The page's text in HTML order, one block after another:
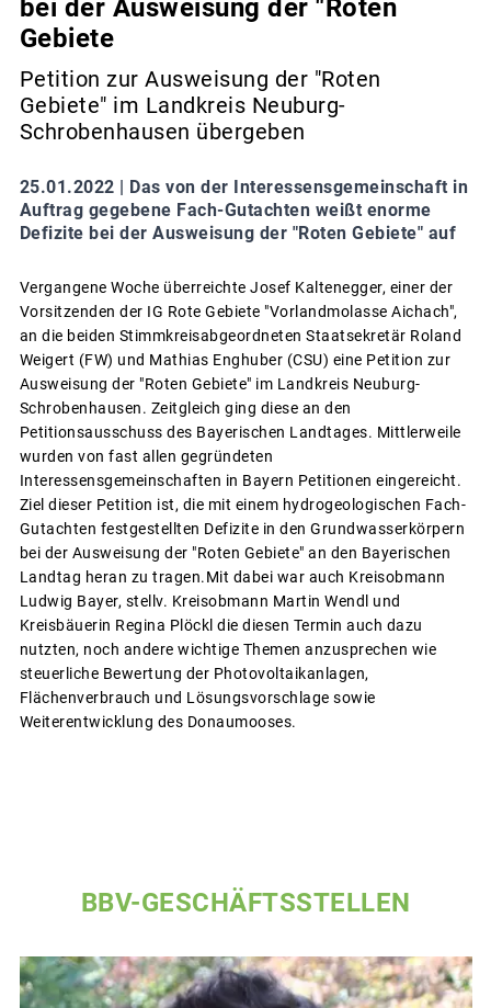
bei der Ausweisung der "Roten
Gebiete
Petition zur Ausweisung der "Roten
Gebiete" im Landkreis Neuburg-
Schrobenhausen übergeben
25.01.2022 | Das von der Interessensgemeinschaft in
Auftrag gegebene Fach-Gutachten weißt enorme
Defizite bei der Ausweisung der "Roten Gebiete" auf
Vergangene Woche überreichte Josef Kaltenegger, einer der
Vorsitzenden der IG Rote Gebiete "Vorlandmolasse Aichach",
an die beiden Stimmkreisabgeordneten Staatsekretär Roland
Weigert (FW) und Mathias Enghuber (CSU) eine Petition zur
Ausweisung der "Roten Gebiete" im Landkreis Neuburg-
Schrobenhausen. Zeitgleich ging diese an den
Petitionsausschuss des Bayerischen Landtages. Mittlerweile
wurden von fast allen gegründeten
Interessensgemeinschaften in Bayern Petitionen eingereicht.
Ziel dieser Petition ist, die mit einem hydrogeologischen Fach-
Gutachten festgestellten Defizite in den Grundwasserkörpern
bei der Ausweisung der "Roten Gebiete" an den Bayerischen
Landtag heran zu tragen.Mit dabei war auch Kreisobmann
Ludwig Bayer, stellv. Kreisobmann Martin Wendl und
Kreisbäuerin Regina Plöckl die diesen Termin auch dazu
nutzten, noch andere wichtige Themen anzusprechen wie
steuerliche Bewertung der Photovoltaikanlagen,
Flächenverbrauch und Lösungsvorschlage sowie
Weiterentwicklung des Donaumooses.
BBV-GESCHÄFTSSTELLEN